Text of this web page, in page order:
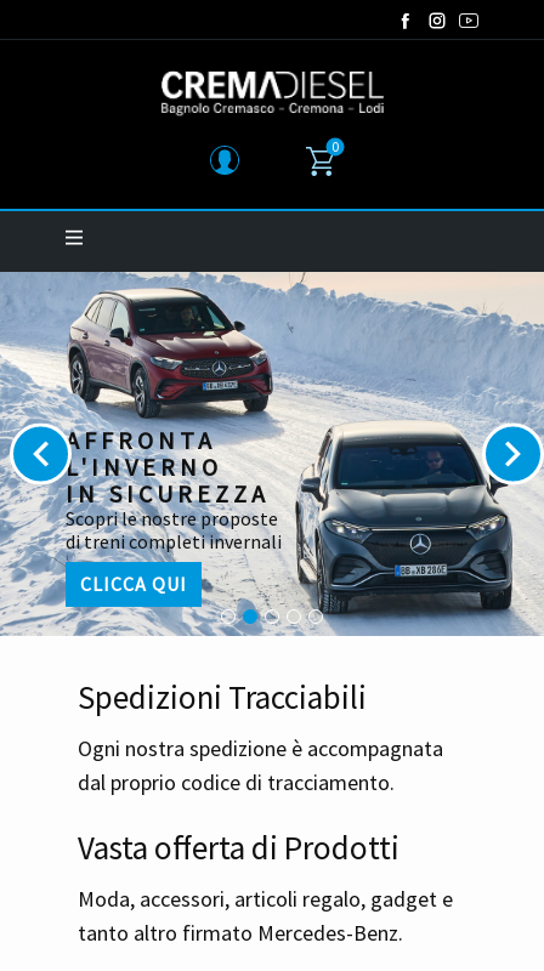
0
AFFRONTA
L'INVERNO
IN SICUREZZA
Scopri le nostre proposte
di treni completi invernali
CLICCA QUI
Spedizioni Tracciabili
Ogni nostra spedizione è accompagnata
dal proprio codice di tracciamento.
Vasta offerta di Prodotti
Moda, accessori, articoli regalo, gadget e
tanto altro firmato Mercedes-Benz.